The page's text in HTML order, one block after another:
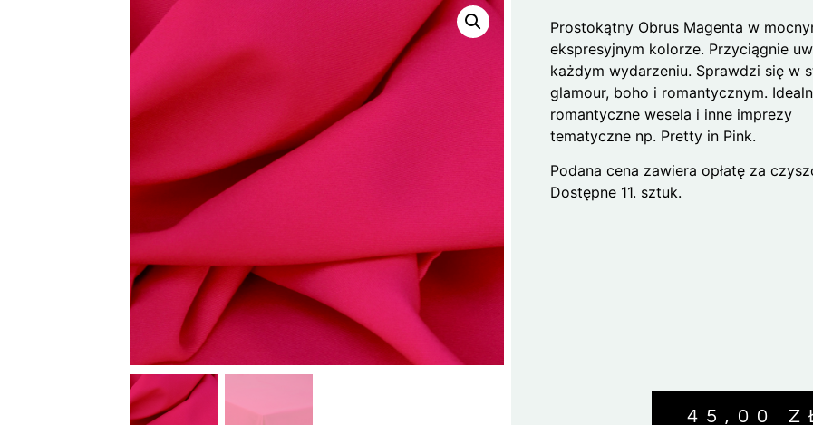
Prostokątny Obrus Magenta w
ekspresyjnym kolorze. Przyciągnie
każdym wydarzeniu. Sprawdzi się w
glamour, boho i romantycznym.
romantyczne wesela i inne imprezy
tematyczne np. Pretty in Pink.
Podana cena zawiera opłatę za
Dostępne 11. sztuk.
45,00